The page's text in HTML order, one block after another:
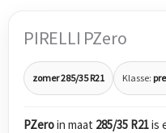
PIRELLI PZero
zomer 285/35 R21 Klasse:
PZeroin maat 285/35 R21is